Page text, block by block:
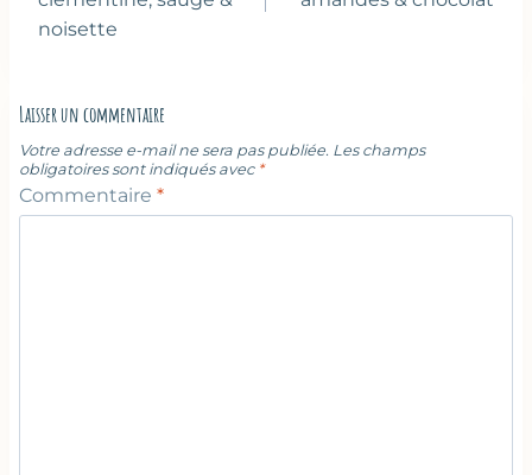
noisette
Laisser un commentaire
Votre adresse e-mail ne sera pas publiée. Les champs
obligatoires sont indiqués avec *
Commentaire *